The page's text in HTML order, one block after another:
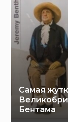
Самая
Бентама